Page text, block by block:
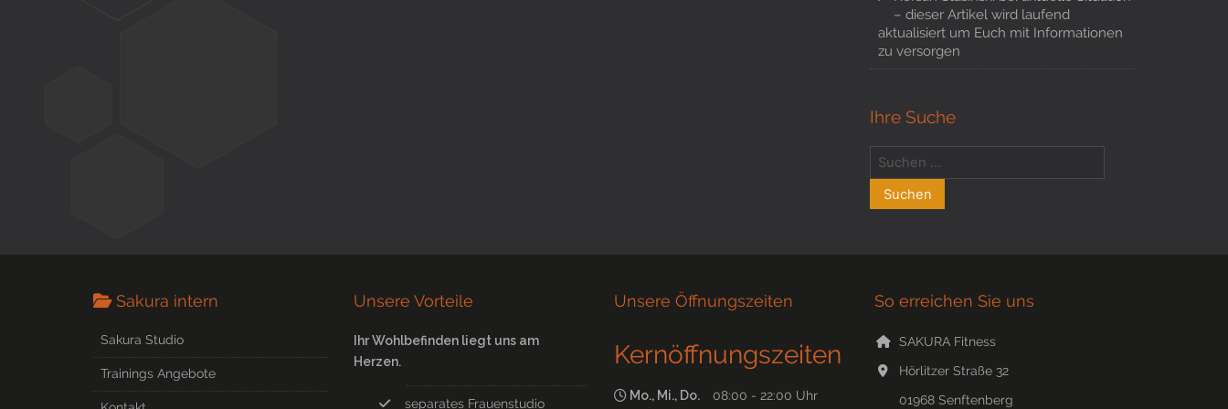
– dieser Artikel wird laufend
aktualisiert um Euch mit Informationen
zu versorgen
Ihre Suche
Sakura intern
Sakura Studio
Trainings Angebote
Unsere Vorteile
Ihr Wohlbefinden liegt uns am
Herzen.
separates Frauenstudio
Unsere Öffnungszeiten
Kernöffnungszeiten
Mo., Mi., Do. 08:00 - 22:00 Uhr
So erreichen Sie uns
SAKURA Fitness
Hörlitzer Straße 32
01968 Senftenberg